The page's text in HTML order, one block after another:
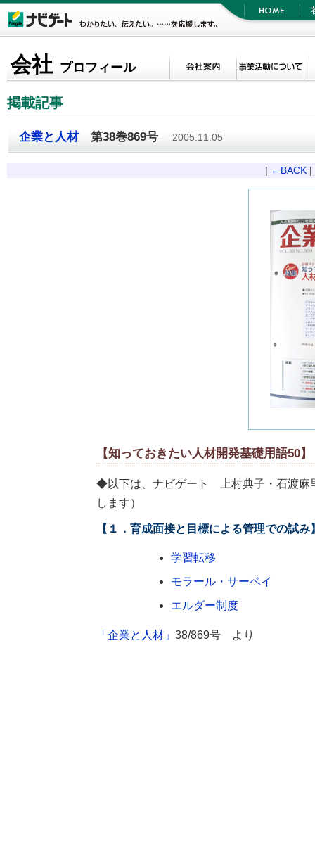
会社 プロフィール
掲載記事
企業と人材第38巻869号 2005.11.05
| ←BACK|
【知っておきたい人材開発基礎用語50】
◆以下は、ナビゲート 上村典子・石渡麻
します）
【１．育成面接と目標による管理での試み
学習転移
モラール・サーベイ
エルダー制度
「企業と人材」38/869号 より